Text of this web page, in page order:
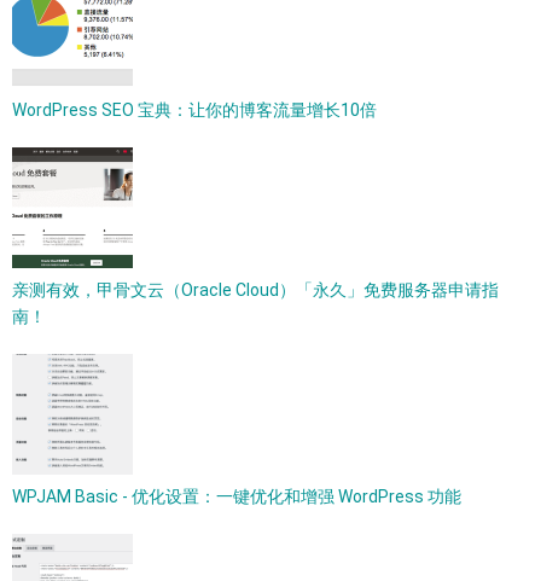
WordPress SEO 宝典：让你的博客流量增长10倍
亲测有效，甲骨文云（Oracle Cloud）「永久」免费服务器申请指
南！
WPJAM Basic - 优化设置：一键优化和增强 WordPress 功能